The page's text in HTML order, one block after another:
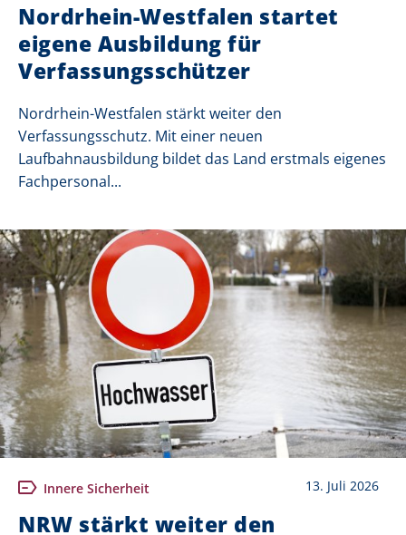
Nordrhein-Westfalen startet
eigene Ausbildung für
Verfassungsschützer
Nordrhein-Westfalen stärkt weiter den
Verfassungsschutz. Mit einer neuen
Laufbahnausbildung bildet das Land erstmals eigenes
Fachpersonal...
Innere Sicherheit 13. Juli 2026
NRW stärkt weiter den